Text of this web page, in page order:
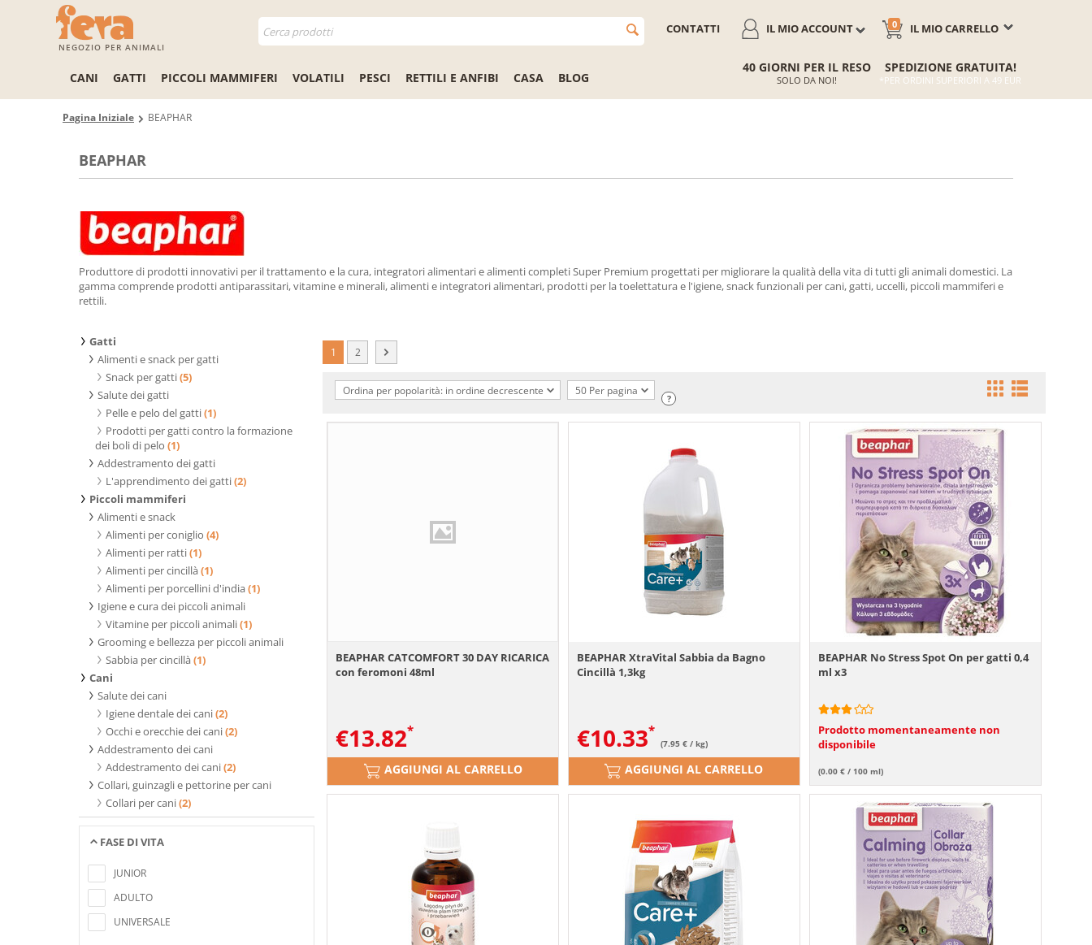
NEGOZIO PER ANIMALI
IL MIO CARRELLO
0
IL MIO ACCOUNT
CONTATTI
CANI GATTI PICCOLI MAMMIFERI VOLATILI PESCI RETTILI E ANFIBI CASA BLOG
40 GIORNI PER IL RESO
SOLO DA NOI!
SPEDIZIONE GRATUITA!
*PER ORDINI SUPERIORI A 49 EUR
Pagina Iniziale BEAPHAR
BEAPHAR
Produttore di prodotti innovativi per il trattamento e la cura, integratori alimentari e alimenti completi Super Premium progettati per migliorare la qualità della vita di tutti gli animali domestici. La
gamma comprende prodotti antiparassitari, vitamine e minerali, alimenti e integratori alimentari, prodotti per la toelettatura e l'igiene, snack funzionali per cani, gatti, uccelli, piccoli mammiferi e
rettili.
Gatti
Alimenti e snack per gatti
Snack per gatti(5)
Salute dei gatti
Pelle e pelo del gatti(1)
Prodotti per gatti contro la formazione
dei boli di pelo (1)
Addestramento dei gatti
L'apprendimento dei gatti(2)
Piccoli mammiferi
Alimenti e snack
Alimenti per coniglio (4)
Alimenti per ratti(1)
Alimenti per cincillà(1)
Alimenti per porcellini d'india(1)
Igiene e cura dei piccoli animali
Vitamine per piccoli animali(1)
Grooming e bellezza per piccoli animali
Sabbia per cincillà(1)
Cani
Salute dei cani
Igiene dentale dei cani(2)
Occhi e orecchie dei cani(2)
Addestramento dei cani
Addestramento dei cani(2)
Collari, guinzagli e pettorine per cani
Collari per cani(2)
FASE DI VITA
JUNIOR
ADULTO
UNIVERSALE
1 2
Ordina per popolarità: in ordine decrescente 50 Per pagina
?
BEAPHAR CATCOMFORT 30 DAY RICARICA
con feromoni 48ml
€13.82
AGGIUNGI AL CARRELLO
BEAPHAR XtraVital Sabbia da Bagno
Cincillà 1,3kg
€10.33 (7.95 € / kg)
AGGIUNGI AL CARRELLO
BEAPHAR No Stress Spot On per gatti 0,4
ml x3
Prodotto momentaneamente non
disponibile
(0.00 € / 100 ml)